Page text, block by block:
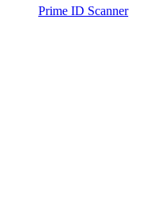
Prime ID Scanner